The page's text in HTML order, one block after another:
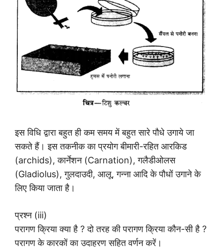
इस विधि द्वारा बहुत ही कम समय में बहुत सारे पौधे उगाये जा
सकते हैं। इस तकनीक का प्रयोग बीमारी-रहित आरकिड
(archids), कार्नेशन (Carnation), गलैडीओलस
(Gladiolus), गुलदाउदी, आलू, गन्ना आदि के पौधों उगाने के
लिए किया जाता है।
प्रश्न (iii)
परागण क्रिया क्या है ? दो तरह की परागण क्रिया कौन-सी है ?
परागण के कारकों का उदाहरण सहित वर्णन करें।